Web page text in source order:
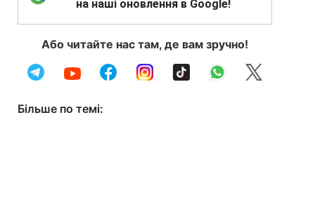
на наші оновлення в Google!
Або читайте нас там, де вам зручно!
Більше по темі: